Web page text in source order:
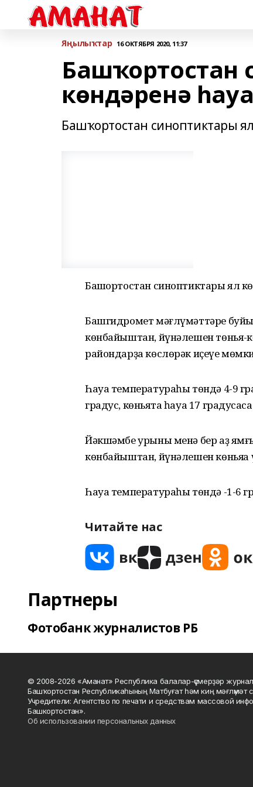
Яңылыҡтар 16 ОКТЯБРЯ 2020, 11:37
Башҡортостан
көндәренә
Башҡортостан синоптиктары
Башҡортостан синоптиктары ял
Башгидромет мәғлүмәттәре
көнбайыштан, йүнәлешен төньяҡ-
райондарҙа көслөрәк иҫеүе
Һауа температураһы төндә 4-9
градус, көньяҡта һауа 17
Йәкшәмбе урыны менә бер аҙ
көнбайыштан, йүнәлешен көньяҡҡа
Һауа температураһы төндә -1-6
Читайте нас
Партнеры
Фотобанк журналистов РБ
© 2008-2026 «Аманат» Республика балалар-үҫмерҙәр
Башҡортостан Республикаһының Матбуғат һәм киң
Учредители: Агентство по печати и средствам массовой
Башкортостан».
Об использовании персональных данных